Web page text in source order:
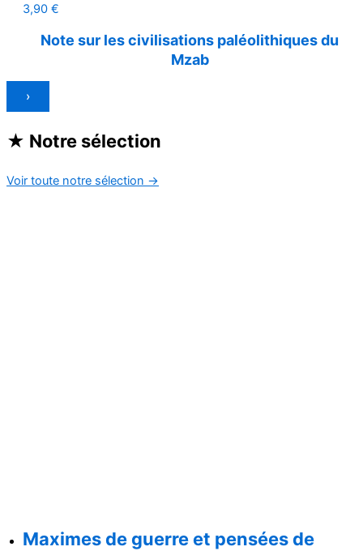
3,90 €
Note sur les civilisations paléolithiques du
Mzab
›
★ Notre sélection
Voir toute notre sélection →
Maximes de guerre et pensées de